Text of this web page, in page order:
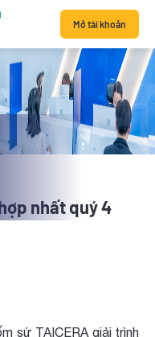
Mở tài khoản
nhất quý 4
sứ TAICERA giải trình